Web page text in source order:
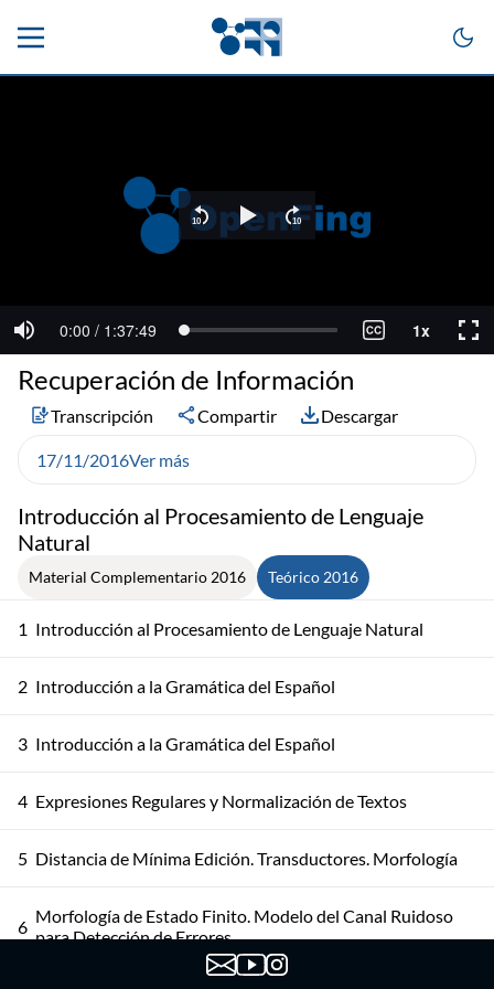
Introducción al Procesamiento de Lenguaje
Natural
Material Complementario 2016 Teórico 2016
1 Introducción al Procesamiento de Lenguaje Natural
2 Introducción a la Gramática del Español
3 Introducción a la Gramática del Español
4 Expresiones Regulares y Normalización de Textos
5 Distancia de Mínima Edición. Transductores. Morfología
6 Morfología de Estado Finito. Modelo del Canal Ruidoso
para Detección de Errores
Recuperación de Información
Transcripción Compartir Descargar
17/11/2016Ver más